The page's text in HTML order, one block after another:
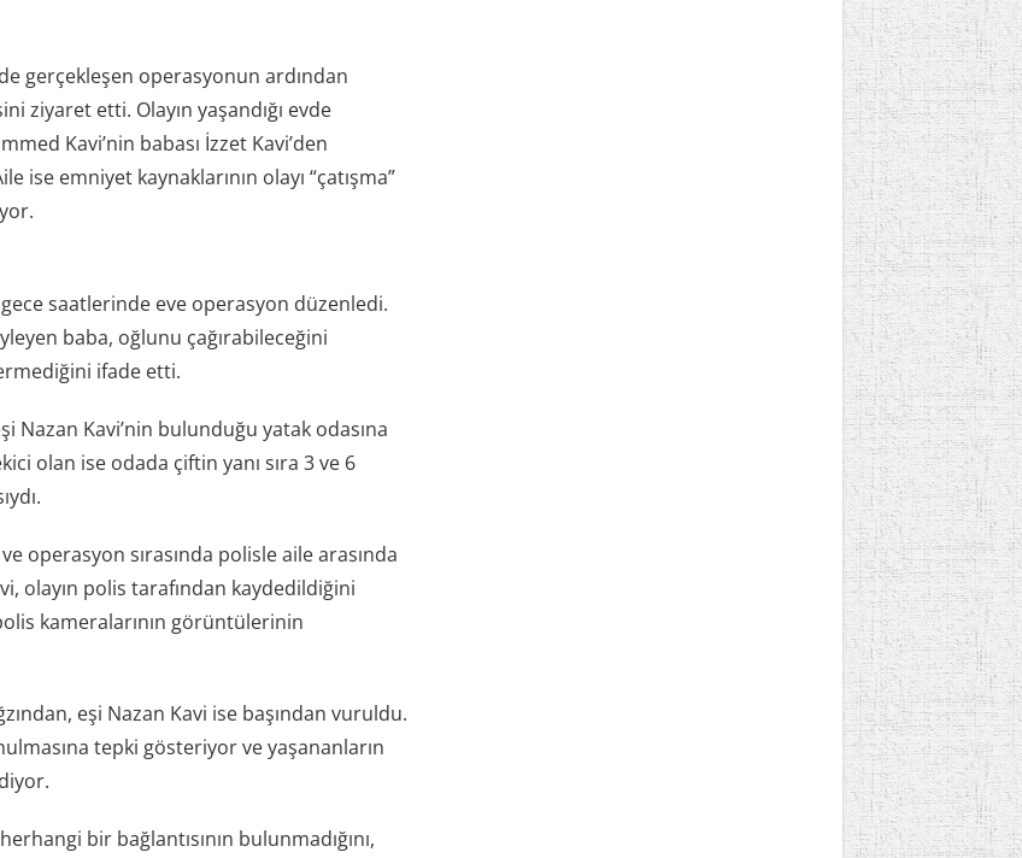
gerçekleşen operasyonun ardından
ziyaret etti. Olayın yaşandığı evde
Kavi’nin babası İzzet Kavi’den
ise emniyet kaynaklarının olayı “çatışma”
saatlerinde eve operasyon düzenledi.
baba, oğlunu çağırabileceğini
ifade etti.
Nazan Kavi’nin bulunduğu yatak odasına
olan ise odada çiftin yanı sıra 3 ve 6
operasyon sırasında polisle aile arasında
olayın polis tarafından kaydedildiğini
kameralarının görüntülerinin
eşi Nazan Kavi ise başından vuruldu.
tepki gösteriyor ve yaşananların
bir bağlantısının bulunmadığını,